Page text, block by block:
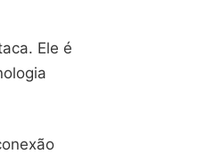
Ele é